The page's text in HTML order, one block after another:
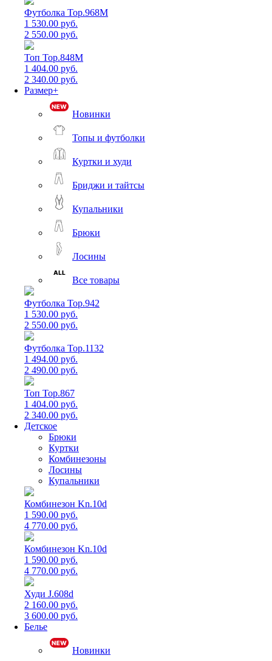
Футболка Top.968M
1 530.00 руб.
2 550.00 руб.
Топ Top.848M
1 404.00 руб.
2 340.00 руб.
Размер+
Новинки
Топы и футболки
Куртки и худи
Бриджи и тайтсы
Купальники
Брюки
Лосины
Все товары
Футболка Top.942
1 530.00 руб.
2 550.00 руб.
Футболка Top.1132
1 494.00 руб.
2 490.00 руб.
Топ Top.867
1 404.00 руб.
2 340.00 руб.
Детское
Брюки
Куртки
Комбинезоны
Лосины
Купальники
Комбинезон Kn.10d
1 590.00 руб.
4 770.00 руб.
Комбинезон Kn.10d
1 590.00 руб.
4 770.00 руб.
Худи J.608d
2 160.00 руб.
3 600.00 руб.
Белье
Новинки